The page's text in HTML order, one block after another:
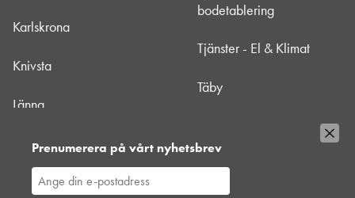
Prenumerera på vårt nyhetsbrev
Karlskrona
Knivsta
Länna
Mörbylånga - HLL Nära
Nacka
bodetablering
Tjänster - El & Klimat
Täby
Värtan